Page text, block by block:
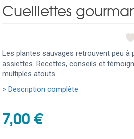
Cueillettes
Les plantes sauvages retrouvent peu à
assiettes. Recettes, conseils et
multiples atouts.
> Description complète
7,00 €